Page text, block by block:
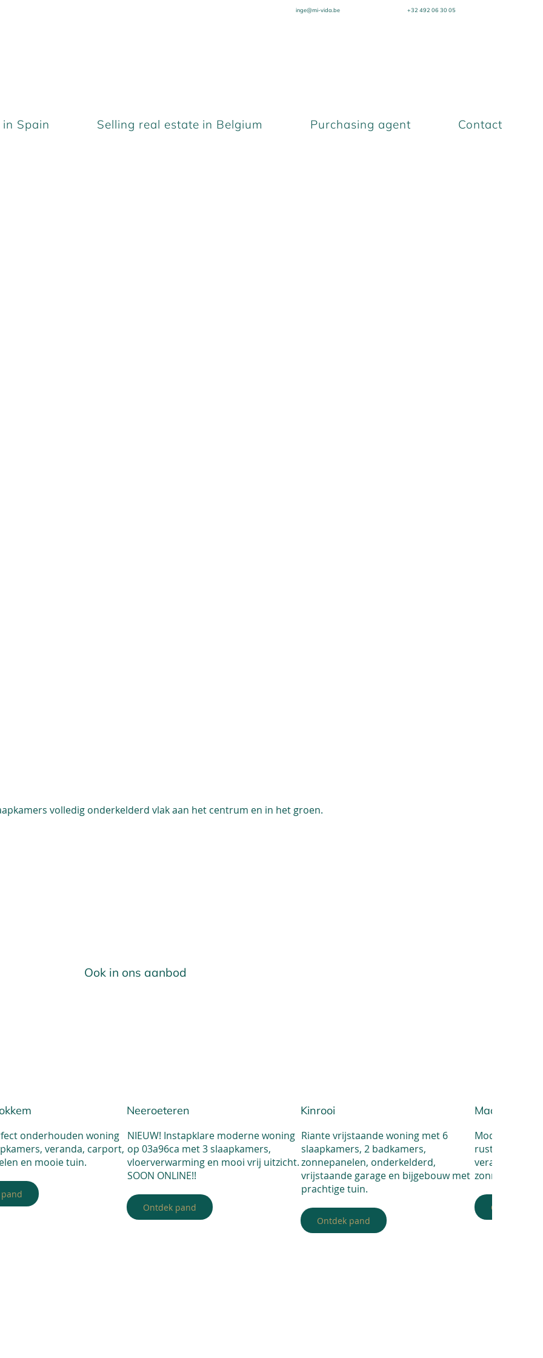
+32 492 06 30 05
inge@mi-vida.be
Spain Selling real estate in Belgium Purchasing agent Contact
volledig onderkelderd vlak aan het centrum en in het groen.
Ook in ons aanbod
onderhouden woning
veranda, carport,
en mooie tuin.
Neeroeteren
NIEUW! Instapklare moderne woning
op 03a96ca met 3 slaapkamers,
vloerverwarming en mooi vrij uitzicht.
SOON ONLINE!!
Ontdek pand
Kinrooi
Riante vrijstaande woning met 6
slaapkamers, 2 badkamers,
zonnepanelen, onderkelderd,
vrijstaande garage en bijgebouw met
prachtige tuin.
Ontdek pand
Maaseik
Moderne
rustige
veranda/
zonnepanelen
Ontdek